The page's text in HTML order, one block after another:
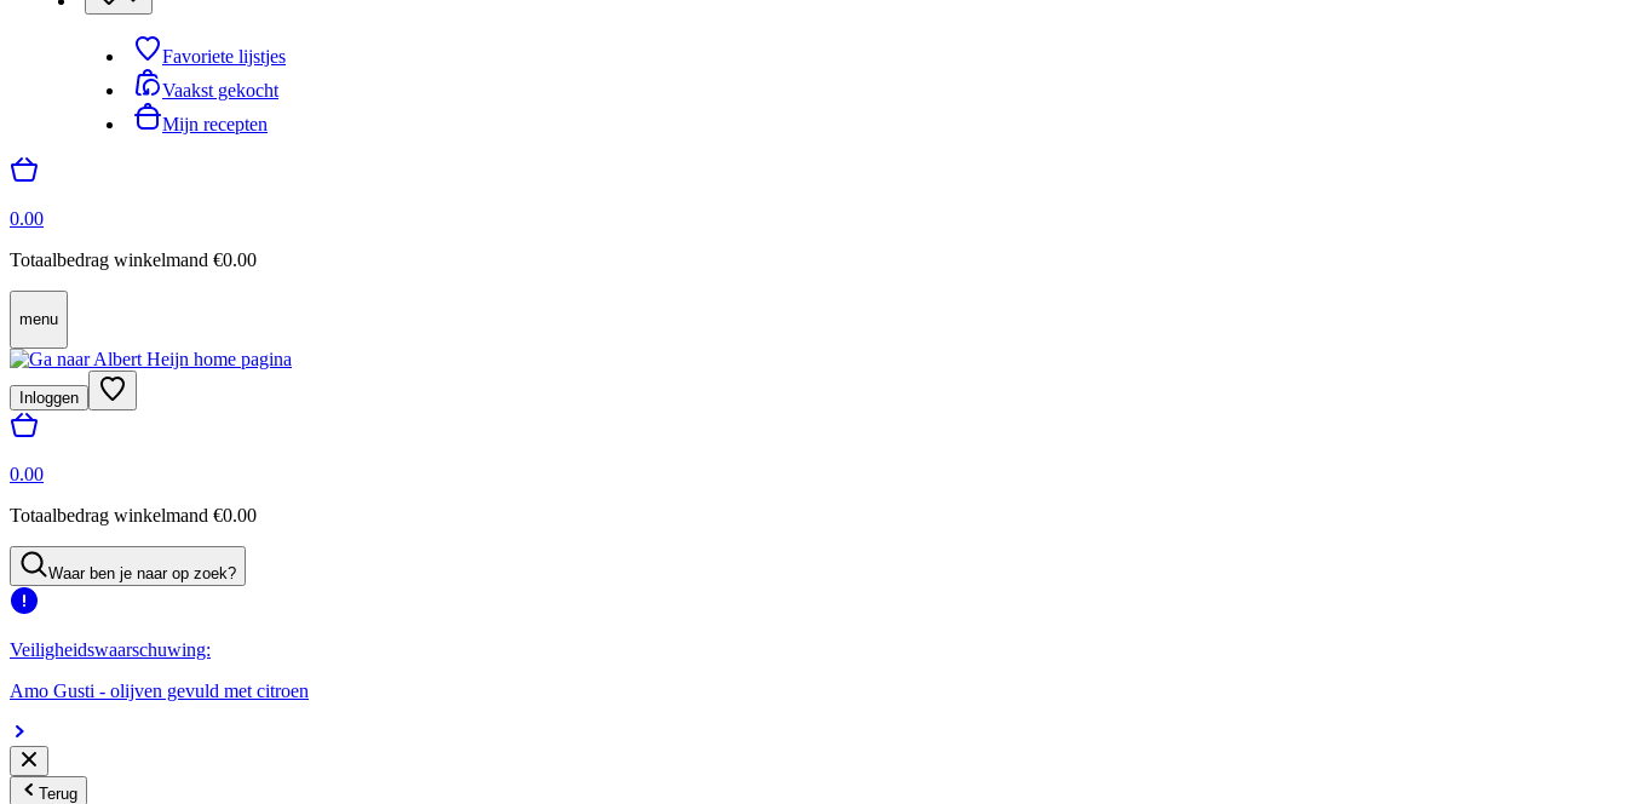
Favoriete lijstjes
Vaakst gekocht
Mijn recepten
0.00
Totaalbedrag winkelmand €0.00
menu
Inloggen
0.00
Totaalbedrag winkelmand €0.00
Waar ben je naar op zoek?
Veiligheidswaarschuwing:
Amo Gusti - olijven gevuld met citroen
Terug